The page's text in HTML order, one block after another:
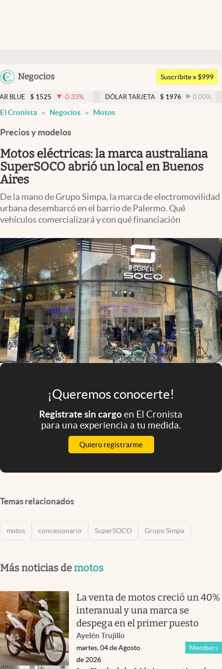
Argentina
Uruguay
Negocios
Members
Economía y Política
Finanzas y Mercados
Mercados Online
Negocios
Columnistas
Apertura
Clase
Clima
Mundial 2026
Eventos Corporativos
El Cronista Studio
Mediakit
abre en nueva pestaña
Suscribite x $999
1525 -0.33% DÓLAR TARJETA $ 1976 0.00% DÓLAR
El Cronista Negocios Motos
Precios y modelos
Motos eléctricas: la marca australiana
SuperSOCO abrió un local en Buenos
Aires
De la mano de Grupo Simpa, la marca de electromovilidad
urbana desembarcó en el barrio de Palermo. Qué
vehículos comercializará y con qué financiación
¡Queremos conocerte!
Registrate sin cargoen El Cronista
para una experiencia a tu medida.
Quiero registrarme
Temas relacionados
motos concesionario SuperSOCO Grupo Simpa
Más noticias demotos
La venta de motos creció un 40%
interanual y una marca se
despega en el primer puesto
Ayelén Trujillo
Members
martes, 04 de Agosto
de 2026